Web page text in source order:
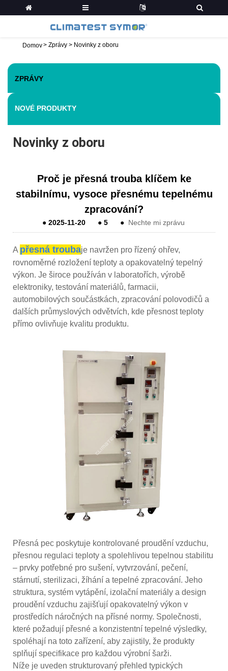
Domov> Zprávy > Novinky z oboru
ZPRÁVY
NOVÉ PRODUKTY
Novinky z oboru
Proč je přesná trouba klíčem ke
stabilnímu, vysoce přesnému tepelnému
zpracování?
●2025-11-20 ●5 ● Nechte mi zprávu
A přesná troubaje navržen pro řízený ohřev,
rovnoměrné rozložení teploty a opakovatelný tepelný
výkon. Je široce používán v laboratořích, výrobě
elektroniky, testování materiálů, farmacii,
automobilových součástkách, zpracování polovodičů a
dalších průmyslových odvětvích, kde přesnost teploty
přímo ovlivňuje kvalitu produktu.
Přesná pec poskytuje kontrolované proudění vzduchu,
přesnou regulaci teploty a spolehlivou tepelnou stabilitu
– prvky potřebné pro sušení, vytvrzování, pečení,
stárnutí, sterilizaci, žíhání a tepelné zpracování. Jeho
struktura, systém vytápění, izolační materiály a design
proudění vzduchu zajišťují opakovatelný výkon v
prostředích náročných na přísné normy. Společnosti,
které požadují přesné a konzistentní tepelné výsledky,
spoléhají na toto zařízení, aby zajistily, že produkty
splňují specifikace pro každou výrobní šarži.
Níže je uveden strukturovaný přehled typických